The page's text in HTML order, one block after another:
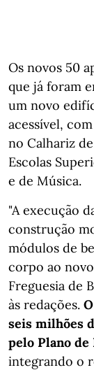
Os novos 50
que já foram
um novo
acessível,
no Calhariz
Escolas
e de Música.
"A execução
construção
módulos de
corpo ao
Freguesia de
às redações.
seis milhões
pelo Plano de
integrando o